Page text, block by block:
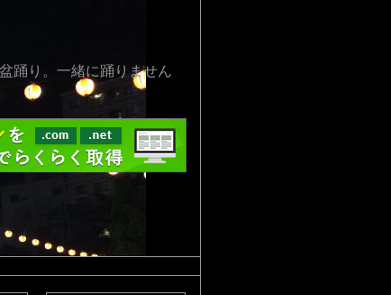
踊り。一緒に踊りません